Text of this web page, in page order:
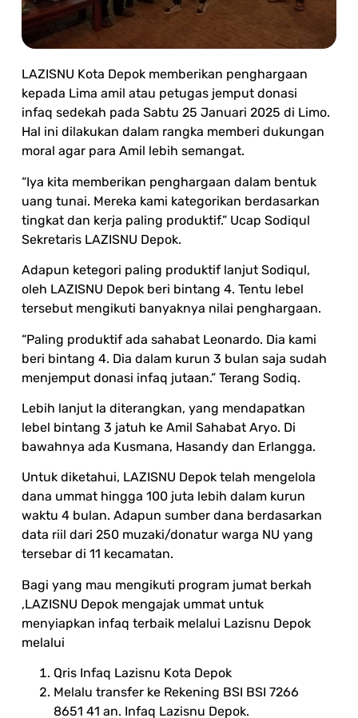
LAZISNU Kota Depok memberikan penghargaan
kepada Lima amil atau petugas jemput donasi
infaq sedekah pada Sabtu 25 Januari 2025 di Limo.
Hal ini dilakukan dalam rangka memberi dukungan
moral agar para Amil lebih semangat.
“Iya kita memberikan penghargaan dalam bentuk
uang tunai. Mereka kami kategorikan berdasarkan
tingkat dan kerja paling produktif.” Ucap Sodiqul
Sekretaris LAZISNU Depok.
Adapun ketegori paling produktif lanjut Sodiqul,
oleh LAZISNU Depok beri bintang 4. Tentu lebel
tersebut mengikuti banyaknya nilai penghargaan.
“Paling produktif ada sahabat Leonardo. Dia kami
beri bintang 4. Dia dalam kurun 3 bulan saja sudah
menjemput donasi infaq jutaan.” Terang Sodiq.
Lebih lanjut Ia diterangkan, yang mendapatkan
lebel bintang 3 jatuh ke Amil Sahabat Aryo. Di
bawahnya ada Kusmana, Hasandy dan Erlangga.
Untuk diketahui, LAZISNU Depok telah mengelola
dana ummat hingga 100 juta lebih dalam kurun
waktu 4 bulan. Adapun sumber dana berdasarkan
data riil dari 250 muzaki/donatur warga NU yang
tersebar di 11 kecamatan.
Bagi yang mau mengikuti program jumat berkah
,LAZISNU Depok mengajak ummat untuk
menyiapkan infaq terbaik melalui Lazisnu Depok
melalui
Qris Infaq Lazisnu Kota Depok
Melalu transfer ke Rekening BSI BSI 7266
8651 41 an. Infaq Lazisnu Depok.